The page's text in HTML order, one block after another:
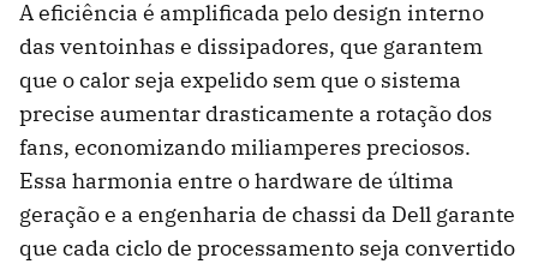
A eficiência é amplificada pelo design interno
das ventoinhas e dissipadores, que garantem
que o calor seja expelido sem que o sistema
precise aumentar drasticamente a rotação dos
fans, economizando miliamperes preciosos.
Essa harmonia entre o hardware de última
geração e a engenharia de chassi da Dell garante
que cada ciclo de processamento seja convertido